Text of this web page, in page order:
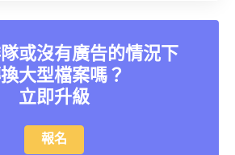
或沒有廣告的情況下
大型檔案嗎？
立即升級
報名